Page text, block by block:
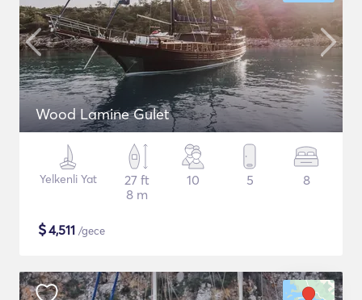
Wood Lamine Gulet
Yelkenli Yat
27 ft
8 m
10 5 8
$4,511 /gece